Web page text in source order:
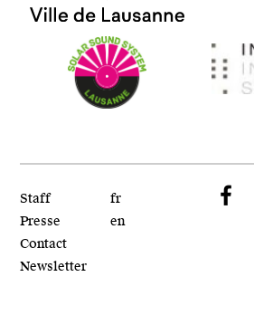
Staff
Presse
Contact
Newsletter
fr
en